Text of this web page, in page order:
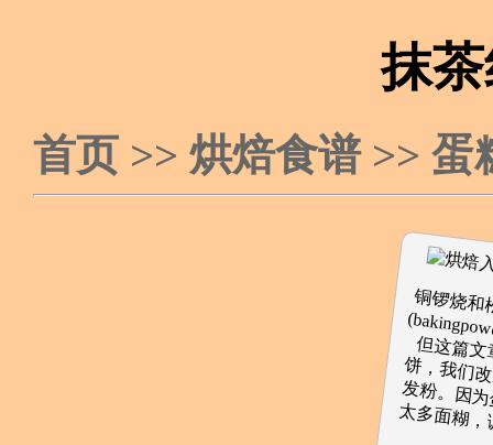
抹
首页 >> 烘焙食谱>> 蛋
铜锣烧
但这篇
饼，我
发粉。
太多面